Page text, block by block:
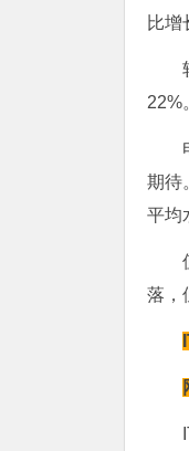
比增
22%
期待
平均
落，